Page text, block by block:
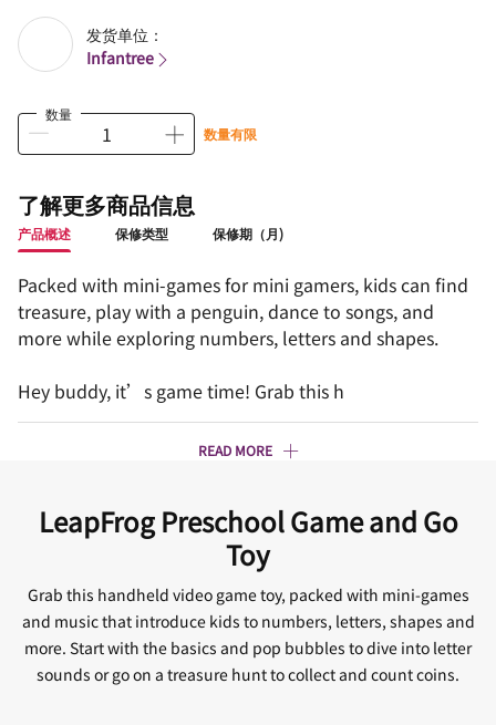
发货单位：
Infantree
数量
数量有限
了解更多商品信息
产品概述 保修类型 保修期（月)
Packed with mini-games for mini gamers, kids can find
treasure, play with a penguin, dance to songs, and
more while exploring numbers, letters and shapes.
Hey buddy, it’s game time! Grab this h
READ MORE
LeapFrog Preschool Game and Go
Toy
Grab this handheld video game toy, packed with mini-games
and music that introduce kids to numbers, letters, shapes and
more. Start with the basics and pop bubbles to dive into letter
sounds or go on a treasure hunt to collect and count coins.